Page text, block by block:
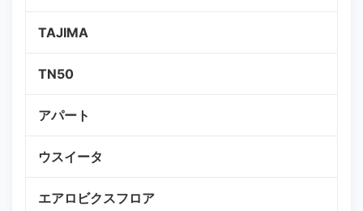
TAJIMA
TN50
アパート
ウスイータ
エアロビクスフロア